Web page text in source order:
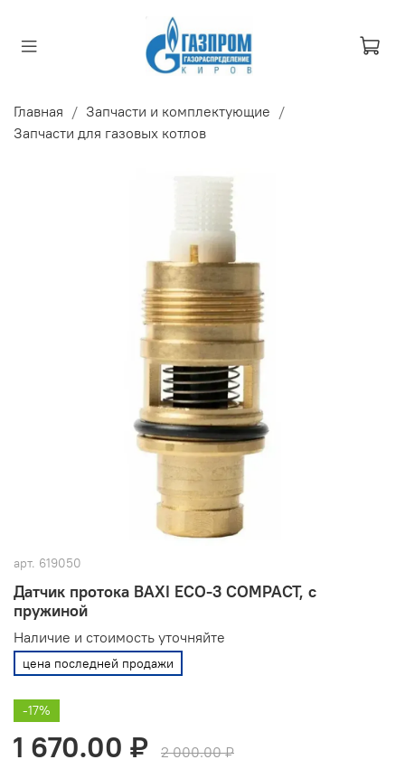
Главная
Запчасти и комплектующие
Запчасти для газовых котлов
арт. 619050
Датчик протока BAXI ECO-3 COMPACT, с
пружиной
Наличие и стоимость уточняйте
цена последней продажи
-17%
1 670.00 ₽
2 000.00 ₽